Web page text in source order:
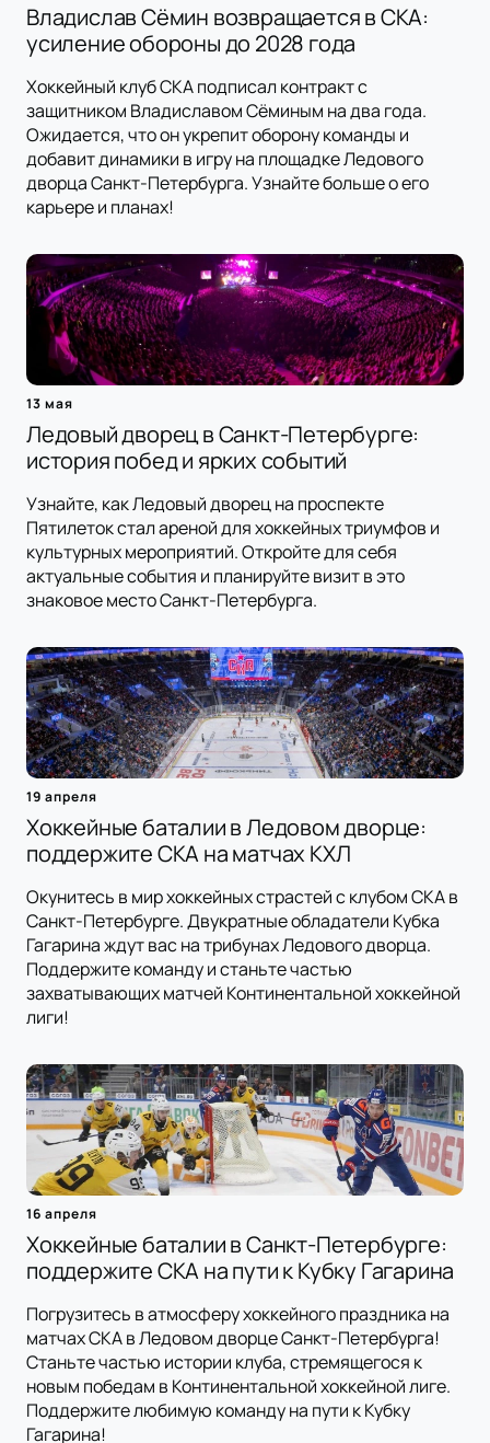
Владислав Сёмин возвращается в СКА:
усиление обороны до 2028 года
Хоккейный клуб СКА подписал контракт с
защитником Владиславом Сёминым на два года.
Ожидается, что он укрепит оборону команды и
добавит динамики в игру на площадке Ледового
дворца Санкт-Петербурга. Узнайте больше о его
карьере и планах!
13 мая
Ледовый дворец в Санкт-Петербурге:
история побед и ярких событий
Узнайте, как Ледовый дворец на проспекте
Пятилеток стал ареной для хоккейных триумфов и
культурных мероприятий. Откройте для себя
актуальные события и планируйте визит в это
знаковое место Санкт-Петербурга.
19 апреля
Хоккейные баталии в Ледовом дворце:
поддержите СКА на матчах КХЛ
Окунитесь в мир хоккейных страстей с клубом СКА в
Санкт-Петербурге. Двукратные обладатели Кубка
Гагарина ждут вас на трибунах Ледового дворца.
Поддержите команду и станьте частью
захватывающих матчей Континентальной хоккейной
лиги!
16 апреля
Хоккейные баталии в Санкт-Петербурге:
поддержите СКА на пути к Кубку Гагарина
Погрузитесь в атмосферу хоккейного праздника на
матчах СКА в Ледовом дворце Санкт-Петербурга!
Станьте частью истории клуба, стремящегося к
новым победам в Континентальной хоккейной лиге.
Поддержите любимую команду на пути к Кубку
Гагарина!